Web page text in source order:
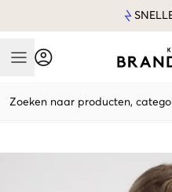
Mobile Menu
Zoeken naar producten,